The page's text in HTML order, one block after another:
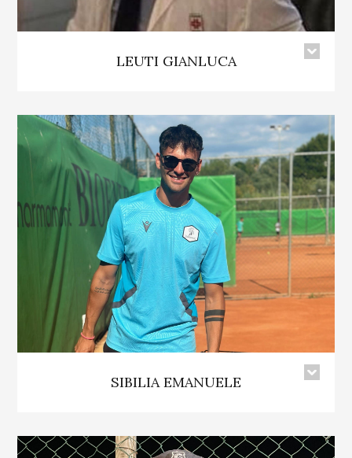
LEUTI GIANLUCA
SIBILIA EMANUELE